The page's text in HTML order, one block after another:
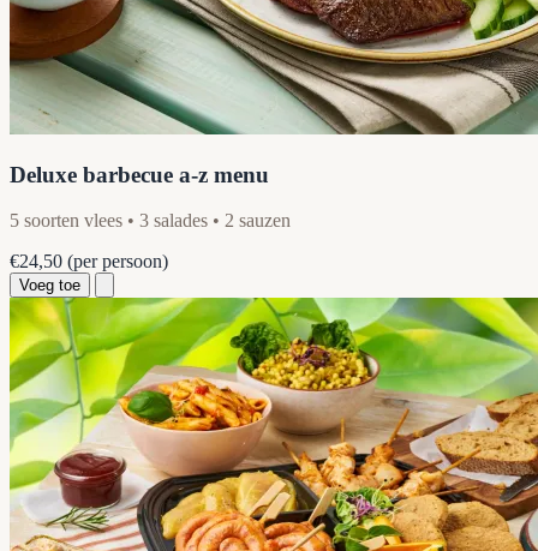
Deluxe barbecue a-z menu
5 soorten vlees • 3 salades • 2 sauzen
€24,50 (per persoon)
Voeg toe